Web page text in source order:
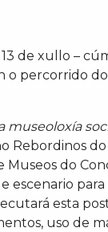
de xullo –
o percorrido
museoloxía
Rebordinos
Museos do
escenario para
esta
uso de